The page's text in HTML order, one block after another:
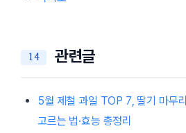
관련글
5월 제철 과일 TOP 7, 딸기 마무
고르는 법·효능 총정리